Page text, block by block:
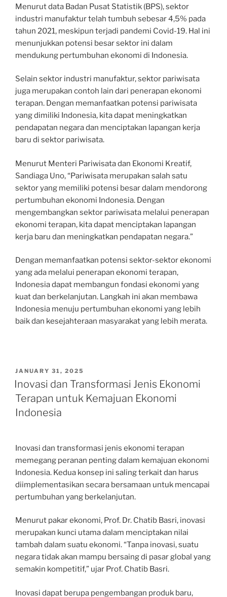
Menurut data Badan Pusat Statistik (BPS), sektor
industri manufaktur telah tumbuh sebesar 4,5% pada
tahun 2021, meskipun terjadi pandemi Covid-19. Hal ini
menunjukkan potensi besar sektor ini dalam
mendukung pertumbuhan ekonomi di Indonesia.
Selain sektor industri manufaktur, sektor pariwisata
juga merupakan contoh lain dari penerapan ekonomi
terapan. Dengan memanfaatkan potensi pariwisata
yang dimiliki Indonesia, kita dapat meningkatkan
pendapatan negara dan menciptakan lapangan kerja
baru di sektor pariwisata.
Menurut Menteri Pariwisata dan Ekonomi Kreatif,
Sandiaga Uno, “Pariwisata merupakan salah satu
sektor yang memiliki potensi besar dalam mendorong
pertumbuhan ekonomi Indonesia. Dengan
mengembangkan sektor pariwisata melalui penerapan
ekonomi terapan, kita dapat menciptakan lapangan
kerja baru dan meningkatkan pendapatan negara.”
Dengan memanfaatkan potensi sektor-sektor ekonomi
yang ada melalui penerapan ekonomi terapan,
Indonesia dapat membangun fondasi ekonomi yang
kuat dan berkelanjutan. Langkah ini akan membawa
Indonesia menuju pertumbuhan ekonomi yang lebih
baik dan kesejahteraan masyarakat yang lebih merata.
POSTED
ON
JANUARY 31, 2025
Inovasi dan Transformasi Jenis Ekonomi
Terapan untuk Kemajuan Ekonomi
Indonesia
Inovasi dan transformasi jenis ekonomi terapan
memegang peranan penting dalam kemajuan ekonomi
Indonesia. Kedua konsep ini saling terkait dan harus
diimplementasikan secara bersamaan untuk mencapai
pertumbuhan yang berkelanjutan.
Menurut pakar ekonomi, Prof. Dr. Chatib Basri, inovasi
merupakan kunci utama dalam menciptakan nilai
tambah dalam suatu ekonomi. “Tanpa inovasi, suatu
negara tidak akan mampu bersaing di pasar global yang
semakin kompetitif,” ujar Prof. Chatib Basri.
Inovasi dapat berupa pengembangan produk baru,